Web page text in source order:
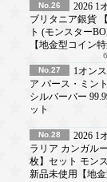
No.26
2026 1
ブリタニア銀貨
ト (モンスター
【地金型コイン特
No.27
1オン
ア パース・ミン
シルバーバー
ット
No.28
2026 1
ラリア カンガル
枚】セット モン
新品未使用【地